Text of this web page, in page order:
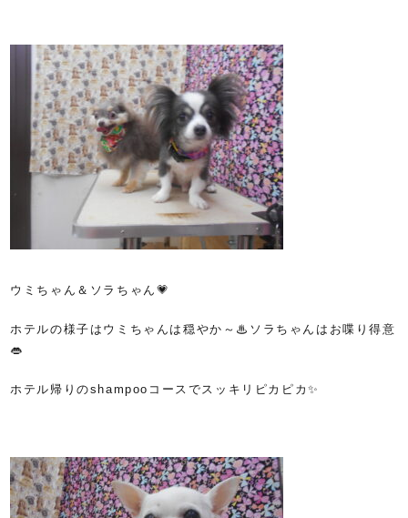
ウミちゃん＆ソラちゃん💗
ホテルの様子はウミちゃんは穏やか～♨ソラちゃんはお喋り得意
👄
ホテル帰りのshampooコースでスッキリピカピカ✨